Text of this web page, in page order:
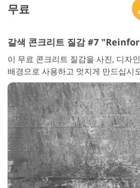
무료
갈색 콘크리트 질감 #7
이 무료 콘크리트 질감을 사진, 디자
배경으로 사용하고 멋지게 만드십시